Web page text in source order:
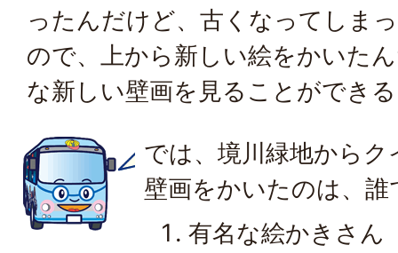
ったんだけど、古くなってしま
ので、上から新しい絵をかいた
な新しい壁画を見ることができ
では、境川緑地から
壁画をかいたのは、
有名な絵かきさん